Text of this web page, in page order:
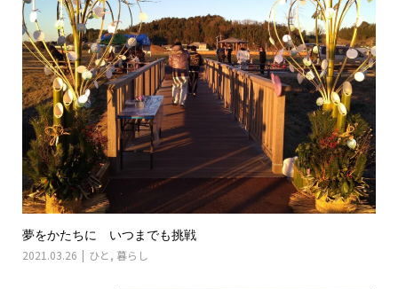
夢をかたちに いつまでも挑戦
2021.03.26 ひと , 暮らし